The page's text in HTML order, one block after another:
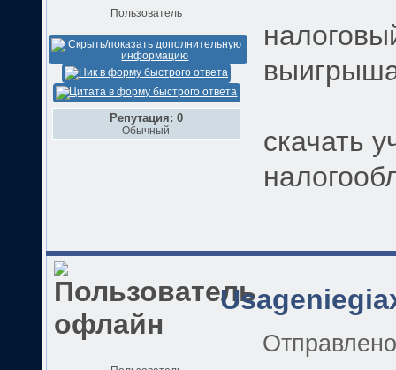
Пользователь
Репутация: 0
Обычный
скачать